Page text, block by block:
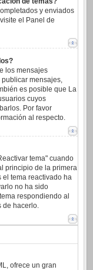
y enviados
el Panel de
los mensajes
mensajes,
es posible que La
cuyos
Por favor
al respecto.
tema" cuando
principio de la primera
el tema reactivado ha
no ha sido
respondiendo al
de hacerlo.
ofrece un gran